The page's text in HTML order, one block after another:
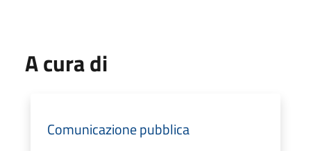
A cura di
Comunicazione pubblica